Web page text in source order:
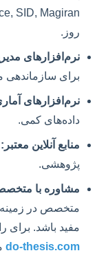
روز.
نرم‌افزارهای
برای سازماندهی
نرم‌افزارهای
داده‌های کمی.
منابع آنلاین معتبر:
پژوهشی.
مشاوره با
متخصص در زمینه
مفید باشد. برای
do-thesis.com